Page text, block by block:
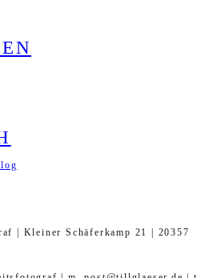
| Kleiner Schäferkamp 21 | 20357